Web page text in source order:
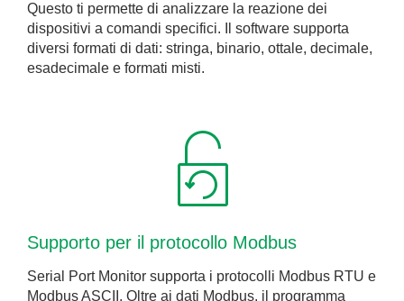
Questo ti permette di analizzare la reazione dei
dispositivi a comandi specifici. Il software supporta
diversi formati di dati: stringa, binario, ottale, decimale,
esadecimale e formati misti.
Supporto per il protocollo Modbus
Serial Port Monitor supporta i protocolli Modbus RTU e
Modbus ASCII. Oltre ai dati Modbus, il programma